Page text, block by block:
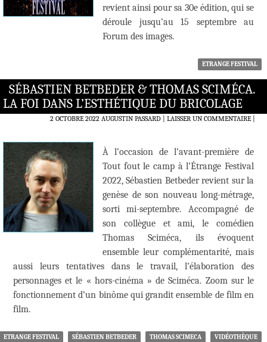
revient ainsi pour sa 30e édition, qui se
déroule jusqu’au 15 septembre au
Forum des images.
ETRANGE FESTIVAL
SÉBASTIEN BETBEDER & THOMAS SCIMÉCA.
LA FOI DANS L’ESTHÉTIQUE DU BRICOLAGE
2 OCTOBRE 2022 AUGUSTIN PASSARD LAISSER UN COMMENTAIRE|
À l’occasion de l’avant-première de
Tout fout le camp à l’Étrange Festival
2022, Sébastien Betbeder revient sur la
genèse de son nouveau long-métrage,
sorti mi-septembre. Accompagné de
son collègue et ami, le comédien
Thomas Sciméca, ils évoquent
ensemble leur complémentarité, mais
aussi leurs tentatives dans le travail, l’élaboration des
personnages et le « hors-cinéma » de Sciméca. Zoom sur le
fonctionnement d’un binôme qui grandit ensemble de film en
film.
ETRANGE FESTIVAL SÉBASTIEN BETBEDER THOMAS SCIMECA VIDÉOTHÈQUE